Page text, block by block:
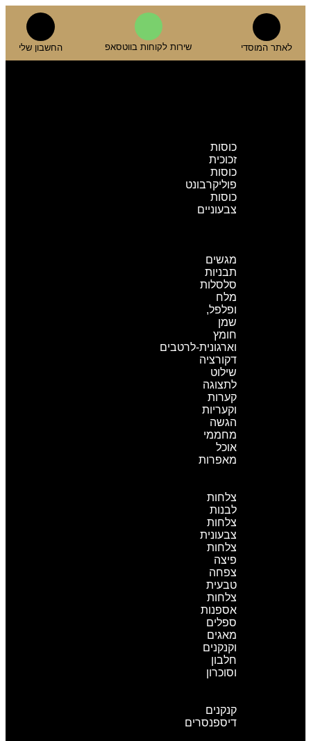
לאתר המוסדי שירות לקוחות בווטסאפ החשבון שלי
כוסות
זכוכית
כוסות
פוליקרבונט
כוסות
צבעוניים
מגשים
תבניות
סלסלות
מלח
ופלפל,
שמן
חומץ
וארגונית-לרטבים
דקורציה
שילוט
לתצוגה
קערות
וקעריות
הגשה
מחממי
אוכל
מאפרות
צלחות
לבנות
צלחות
צבעונית
צלחות
פיצה
צפחה
טבעית
צלחות
אספנות
ספלים
מאגים
וקנקנים
חלבון
וסוכרון
קנקנים
דיספנסרים